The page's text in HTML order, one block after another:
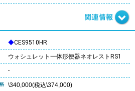
◆CES9510HR
ウォシュレット一体形便器ネオレストRS1
-
\340,000(税込\374,000)